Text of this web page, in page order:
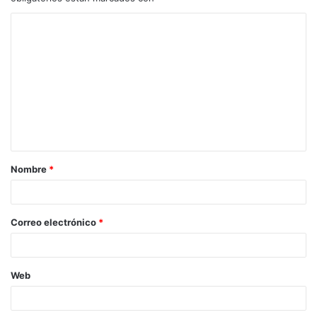
Nombre *
Correo electrónico *
Web